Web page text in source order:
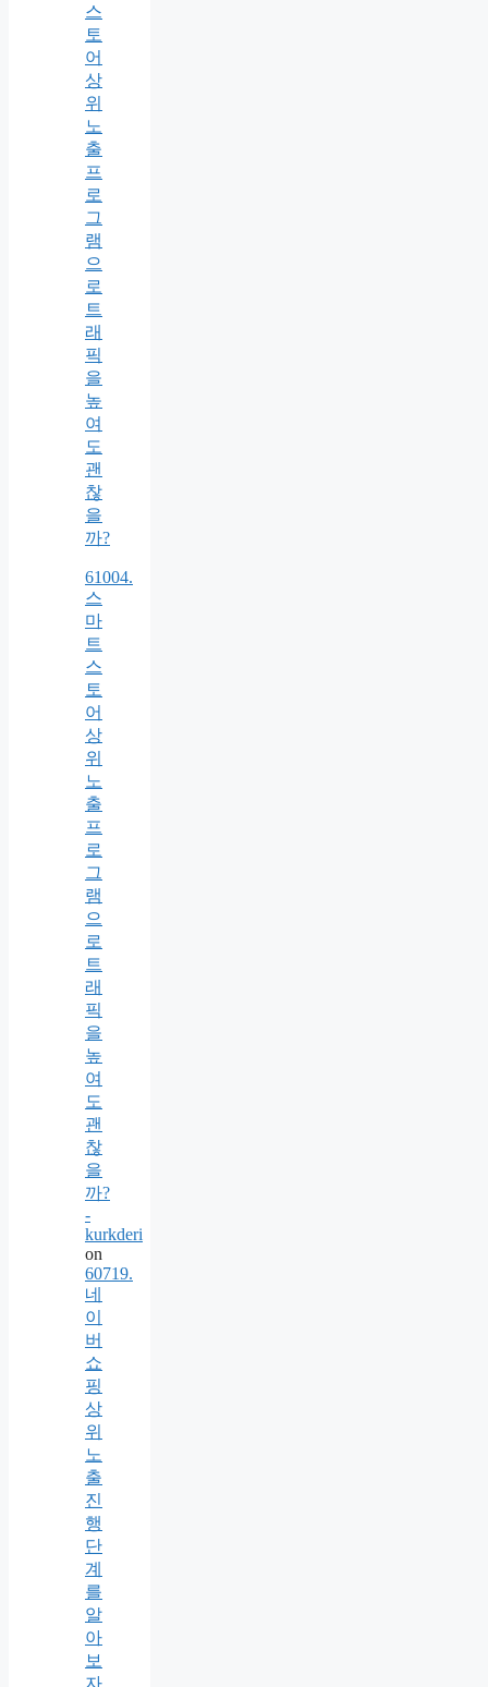
스
토
어
상
위
노
출
프
로
그
램
으
로
트
래
픽
을
높
여
도
괜
찮
을
까?
61004.
스
마
트
스
토
어
상
위
노
출
프
로
그
램
으
로
트
래
픽
을
높
여
도
괜
찮
을
까?
-
kurkderi
on
60719.
네
이
버
쇼
핑
상
위
노
출
진
행
단
계
를
알
아
보
자